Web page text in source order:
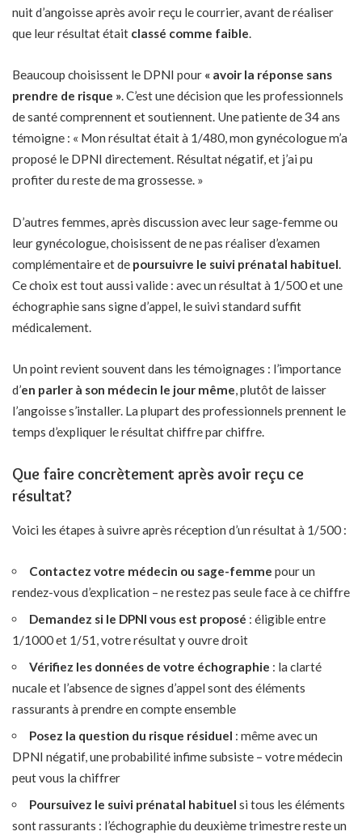
nuit d’angoisse après avoir reçu le courrier, avant de réaliser
que leur résultat était classé comme faible.
Beaucoup choisissent le DPNI pour « avoir la réponse sans
prendre de risque ». C’est une décision que les professionnels
de santé comprennent et soutiennent. Une patiente de 34 ans
témoigne : « Mon résultat était à 1/480, mon gynécologue m’a
proposé le DPNI directement. Résultat négatif, et j’ai pu
profiter du reste de ma grossesse. »
D’autres femmes, après discussion avec leur sage-femme ou
leur gynécologue, choisissent de ne pas réaliser d’examen
complémentaire et de poursuivre le suivi prénatal habituel.
Ce choix est tout aussi valide : avec un résultat à 1/500 et une
échographie sans signe d’appel, le suivi standard suffit
médicalement.
Un point revient souvent dans les témoignages : l’importance
d’en parler à son médecin le jour même, plutôt de laisser
l’angoisse s’installer. La plupart des professionnels prennent le
temps d’expliquer le résultat chiffre par chiffre.
Que faire concrètement après avoir reçu ce
résultat?
Voici les étapes à suivre après réception d’un résultat à 1/500 :
Contactez votre médecin ou sage-femme pour un
rendez-vous d’explication – ne restez pas seule face à ce chiffre
Demandez si le DPNI vous est proposé : éligible entre
1/1000 et 1/51, votre résultat y ouvre droit
Vérifiez les données de votre échographie : la clarté
nucale et l’absence de signes d’appel sont des éléments
rassurants à prendre en compte ensemble
Posez la question du risque résiduel : même avec un
DPNI négatif, une probabilité infime subsiste – votre médecin
peut vous la chiffrer
Poursuivez le suivi prénatal habituel si tous les éléments
sont rassurants : l’échographie du deuxième trimestre reste un